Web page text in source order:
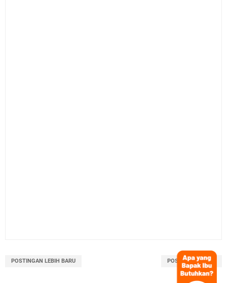
POSTINGAN LEBIH BARU POSTINGAN LAMA